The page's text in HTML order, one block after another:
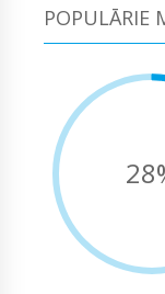
POPULĀRIE